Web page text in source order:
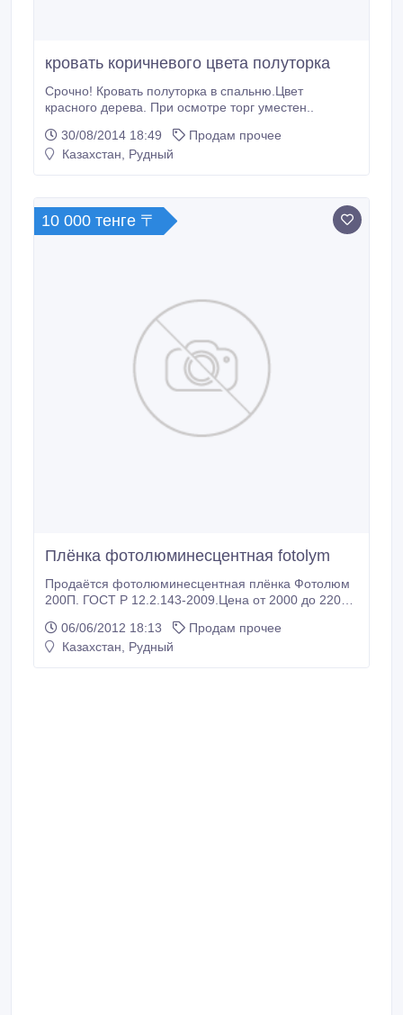
кровать коричневого цвета полуторка
Срочно! Кровать полуторка в спальню.Цвет
красного дерева. При осмотре торг уместен..
30/08/2014 18:49
Продам прочее
Казахстан, Рудный
10 000 тенге 〒
Плёнка фотолюминесцентная fotolym
Продаётся фотолюминесцентная плёнка Фотолюм
200П. ГОСТ Р 12.2.143-2009.Цена от 2000 до 2200
бесплатная, 2-4 дня. Официальные дилеры, завода
изготовителя «ООО Микросфера». Консультации по
06/06/2012 18:13
Продам прочее
Казахстан, Рудный